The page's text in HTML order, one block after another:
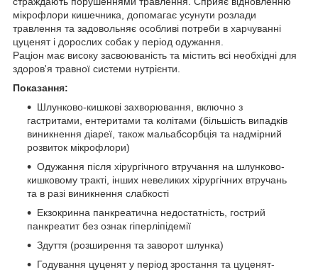
мікрофлори кишечника, допомагає усунути розлади
травлення та задовольняє особливі потреби в харчуванні
цуценят і дорослих собак у період одужання.
Раціон має високу засвоюваність та містить всі необхідні для
здоров'я травної системи нутрієнти.
Показання:
Шлунково-кишкові захворювання, включно з
гастритами, ентеритами та колітами (більшість випадків
виникнення діареї, також мальабсорбція та надмірний
розвиток мікрофлори)
Одужання після хірургічного втручання на шлунково-
кишковому тракті, інших невеликих хірургічних втручань
та в разі виникнення слабкості
Екзокринна панкреатична недостатність, гострий
панкреатит без ознак гіперліпідемії
Здуття (розширення та заворот шлунка)
Годування цуценят у період зростання та цуценят-